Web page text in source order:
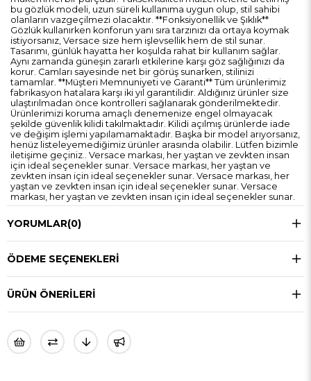
bu gözlük modeli, uzun süreli kullanıma uygun olup, stil sahibi
olanların vazgeçilmezi olacaktır. **Fonksiyonellik ve Şıklık**
Gözlük kullanırken konforun yanı sıra tarzınızı da ortaya koymak
istiyorsanız, Versace size hem işlevsellik hem de stil sunar.
Tasarımı, günlük hayatta her koşulda rahat bir kullanım sağlar.
Aynı zamanda güneşin zararlı etkilerine karşı göz sağlığınızı da
korur. Camları sayesinde net bir görüş sunarken, stilinizi
tamamlar. **Müşteri Memnuniyeti ve Garanti** Tüm ürünlerimiz
fabrikasyon hatalara karşı iki yıl garantilidir. Aldığınız ürünler size
ulaştırılmadan önce kontrolleri sağlanarak gönderilmektedir.
Ürünlerimizi koruma amaçlı denemenize engel olmayacak
şekilde güvenlik kilidi takılmaktadır. Kilidi açılmış ürünlerde iade
ve değişim işlemi yapılamamaktadır. Başka bir model arıyorsanız,
henüz listeleyemediğimiz ürünler arasında olabilir. Lütfen bizimle
iletişime geçiniz.. Versace markası, her yaştan ve zevkten insan
için ideal seçenekler sunar. Versace markası, her yaştan ve
zevkten insan için ideal seçenekler sunar. Versace markası, her
yaştan ve zevkten insan için ideal seçenekler sunar. Versace
markası, her yaştan ve zevkten insan için ideal seçenekler sunar.
YORUMLAR(0)
ÖDEME SEÇENEKLERI
ÜRÜN ÖNERILERI